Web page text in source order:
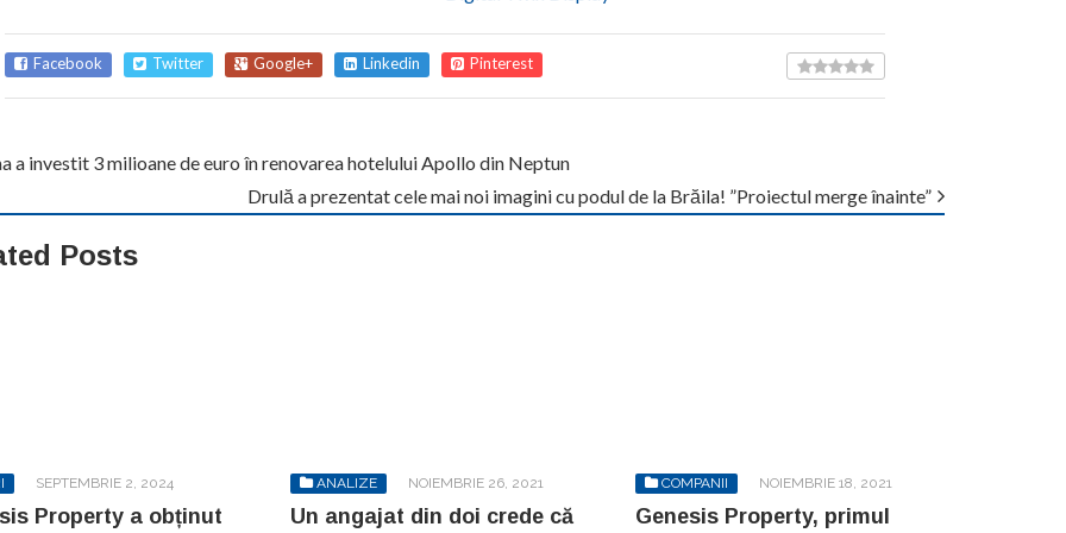
Facebook Twitter Google+ Linkedin Pinterest
a investit 3 milioane de euro în renovarea hotelului Apollo din Neptun
Drulă a prezentat cele mai noi imagini cu podul de la Brăila! ”Proiectul merge înainte”
Posts
SEPTEMBRIE 2, 2024
Property a obținut
ANALIZE NOIEMBRIE 26, 2021
Un angajat din doi crede că
COMPANII NOIEMBRIE 18, 2021
Genesis Property, primul